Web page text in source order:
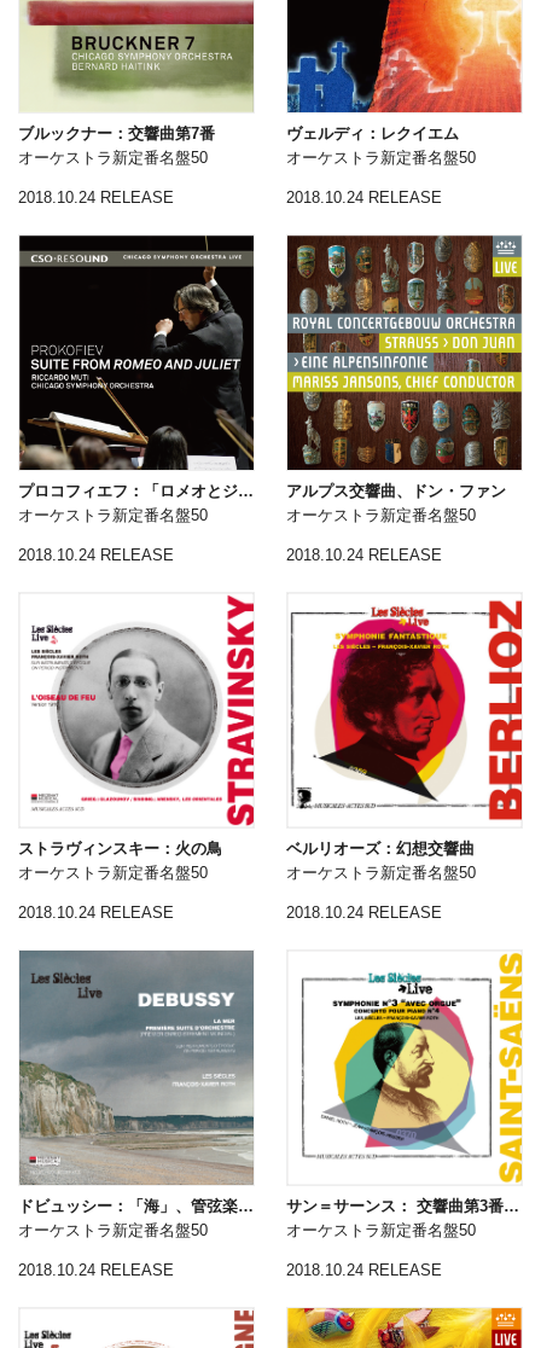
ブルックナー：交響曲第7番
オーケストラ新定番名盤50
2018.10.24 RELEASE
ヴェルディ：レクイエム
オーケストラ新定番名盤50
2018.10.24 RELEASE
プロコフィエフ：「ロメオとジュリエット」組曲
オーケストラ新定番名盤50
2018.10.24 RELEASE
アルプス交響曲、ドン・ファン
オーケストラ新定番名盤50
2018.10.24 RELEASE
ストラヴィンスキー：火の鳥
オーケストラ新定番名盤50
2018.10.24 RELEASE
ベルリオーズ：幻想交響曲
オーケストラ新定番名盤50
2018.10.24 RELEASE
ドビュッシー：「海」、管弦楽組曲第1番
オーケストラ新定番名盤50
2018.10.24 RELEASE
サン＝サーンス： 交響曲第3番「オルガン付き」
オーケストラ新定番名盤50
2018.10.24 RELEASE